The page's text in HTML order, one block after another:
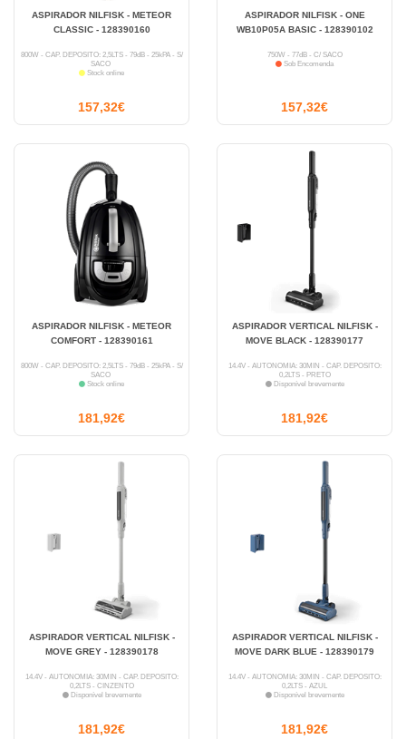
ASPIRADOR NILFISK - METEOR
CLASSIC - 128390160
800W - CAP. DEPÓSITO: 2,5LTS - 79dB - 25kPA - S/
SACO
Stock online
157,32€
ASPIRADOR NILFISK - ONE
WB10P05A BASIC - 128390102
750W - 77dB - C/ SACO
Sob Encomenda
157,32€
ASPIRADOR NILFISK - METEOR
COMFORT - 128390161
800W - CAP. DEPÓSITO: 2,5LTS - 79dB - 25kPA - S/
SACO
Stock online
181,92€
ASPIRADOR VERTICAL NILFISK -
MOVE BLACK - 128390177
14.4V - AUTONOMIA: 30MIN - CAP. DEPÓSITO:
0,2LTS - PRETO
Disponível brevemente
181,92€
ASPIRADOR VERTICAL NILFISK -
MOVE GREY - 128390178
14.4V - AUTONOMIA: 30MIN - CAP. DEPÓSITO:
0,2LTS - CINZENTO
Disponível brevemente
181,92€
ASPIRADOR VERTICAL NILFISK -
MOVE DARK BLUE - 128390179
14.4V - AUTONOMIA: 30MIN - CAP. DEPÓSITO:
0,2LTS - AZUL
Disponível brevemente
181,92€